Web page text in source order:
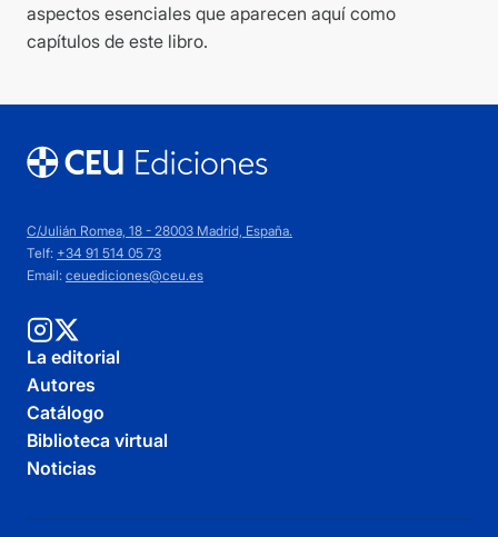
aspectos esenciales que aparecen aquí como
capítulos de este libro.
C/Julián Romea, 18 - 28003 Madrid, España.
Telf: +34 91 514 05 73
Email: ceuediciones@ceu.es
La editorial
Autores
Catálogo
Biblioteca virtual
Noticias